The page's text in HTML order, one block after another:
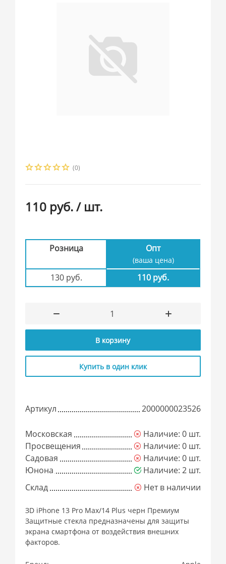
(0)
110 руб./ шт.
Розница Опт
(ваша цена)
130 руб. 110 руб.
В корзину
Купить в один клик
Артикул 2000000023526
Московская
Наличие: 0 шт.
Просвещения
Наличие: 0 шт.
Садовая
Наличие: 0 шт.
Юнона
Наличие: 2 шт.
Склад
Нет в наличии
ЗD iPhone 13 Pro Max/14 Plus черн Премиум
Защитные стекла предназначены для защиты
экрана смартфона от воздействия внешних
факторов.